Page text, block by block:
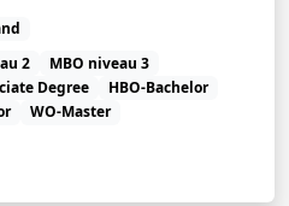
2
MBO niveau 3
Degree
HBO-Bachelor
WO-Master